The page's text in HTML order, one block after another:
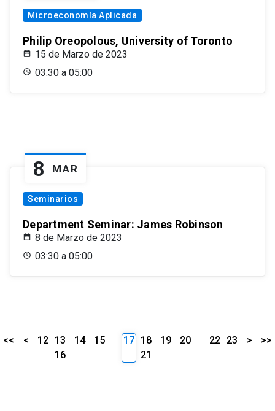
Microeconomía Aplicada
Philip Oreopolous, University of Toronto
15 de Marzo de 2023
03:30 a 05:00
8 MAR
Seminarios
Department Seminar: James Robinson
8 de Marzo de 2023
03:30 a 05:00
<< < 12 13 14
15
16
17 18 19
20
21
22 23 > >>